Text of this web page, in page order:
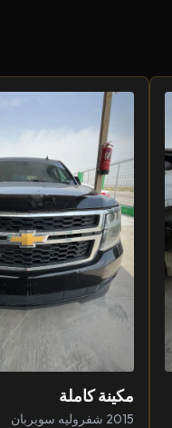
مكينة كاملة
2015 شفروليه سوبربان